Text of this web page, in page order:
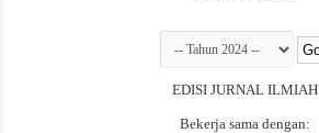
EDISI JURNAL ILMIAH
Bekerja sama dengan: